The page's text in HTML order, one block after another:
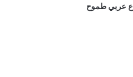
عربي طموح